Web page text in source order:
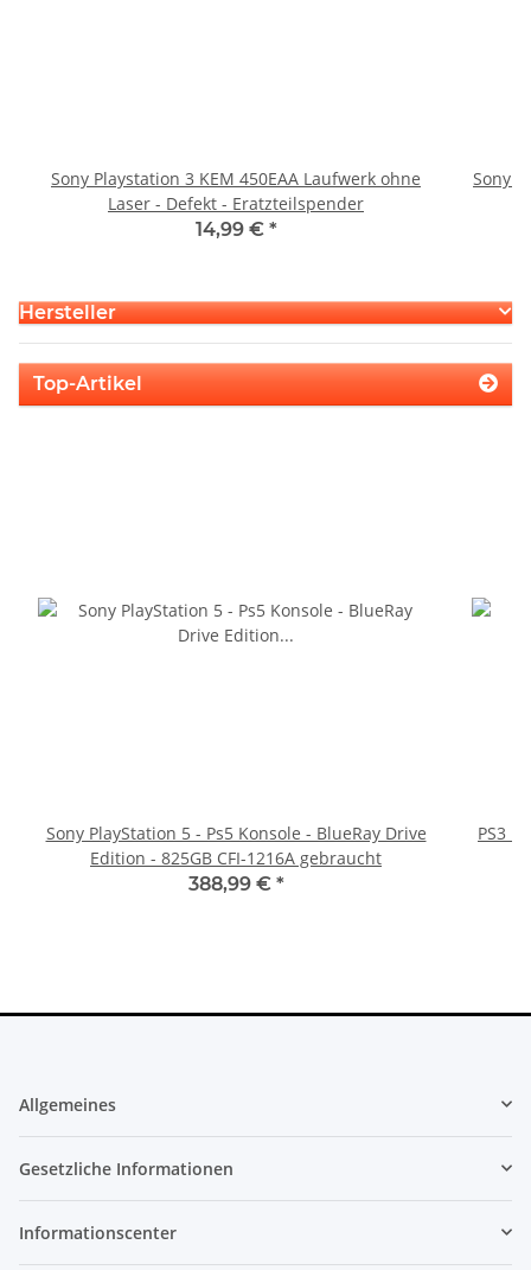
Sony Playstation 3 KEM 450EAA Laufwerk ohne
Laser - Defekt - Eratzteilspender
14,99 € *
Sony
Hersteller
Top-Artikel
Sony PlayStation 5 - Ps5 Konsole - BlueRay Drive
Edition - 825GB CFI-1216A gebraucht
388,99 € *
PS3
Allgemeines
Gesetzliche Informationen
Informationscenter